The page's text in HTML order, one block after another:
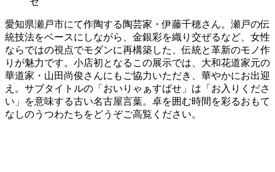
愛知県瀬戸市にて作陶する陶芸家・伊藤千穂さん。瀬戸の伝
統技法をベースにしながら、金銀彩を織り交ぜるなど、女性
ならではの視点でモダンに再構築した、伝統と革新のモノ作
りが魅力です。小店初となるこの展示では、大和花道家元の
華道家・山田尚俊さんにもご協力いただき、華やかにお出迎
え。サブタイトルの「おいりゃぁすばせ」は「お入りくださ
い」を意味する古い名古屋言葉。卓を囲む時間を彩るおもて
なしのうつわたちをどうぞご高覧ください。